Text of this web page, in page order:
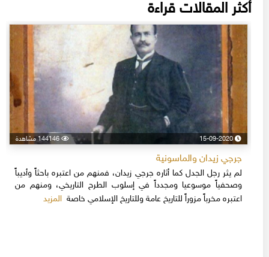
أكثر المقالات قراءة
15-09-2020 144146 مشاهدة
جرجي زيدان والماسونية
لم يثر رجل الجدل كما أثاره جرجي زيدان، فمنهم من اعتبره باحثاً وأديباً
وصحفياً موسوعيا ومجدداً في إسلوب الطرح التاريخي، ومنهم من
اعتبره مخرباً مزوراً للتاريخ عامة وللتاريخ الإسلامي خاصةالمزيد